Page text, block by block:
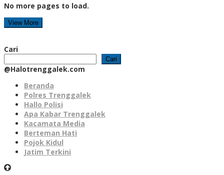
No more pages to load.
View More
Cari
Cari
@Halotrenggalek.com
Beranda
Polres Trenggalek
Hallo Polisi
Apa Kabar Trenggalek
Kacamata Media
Berteman Hati
Pojok Kidul
Jatim Terkini